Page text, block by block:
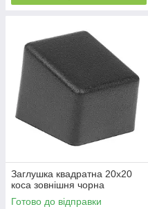
Заглушка квадратна 20х20
коса зовнішня чорна
Готово до відправки